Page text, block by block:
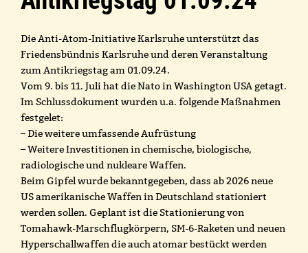
Die Anti-Atom-Initiative Karlsruhe unterstützt das
Friedensbündnis Karlsruhe und deren Veranstaltung
zum Antikriegstag am 01.09.24.
Vom 9. bis 11. Juli hat die Nato in Washington USA getagt.
Im Schlussdokument wurden u.a. folgende Maßnahmen
festgelet:
– Die weitere umfassende Aufrüstung
– Weitere Investitionen in chemische, biologische,
radiologische und nukleare Waffen.
Beim Gipfel wurde bekanntgegeben, dass ab 2026 neue
US amerikanische Waffen in Deutschland stationiert
werden sollen. Geplant ist die Stationierung von
Tomahawk-Marschflugkörpern, SM-6-Raketen und neuen
Hyperschallwaffen die auch atomar bestückt werden